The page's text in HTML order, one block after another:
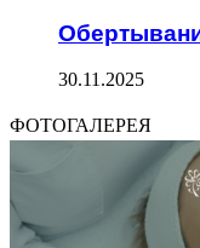
30.11.2025
ФОТОГАЛЕРЕЯ